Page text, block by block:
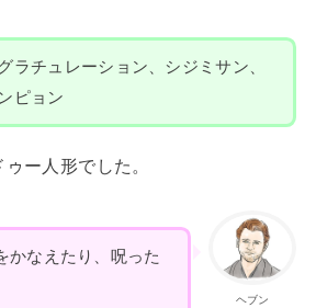
ラチュレーション、シジミサン、
ピョン
ー人形でした。
ヘブン
かなえたり、呪った